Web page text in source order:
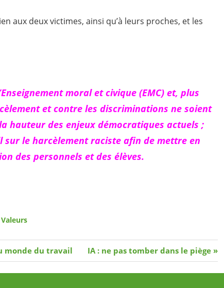
aux deux victimes, ainsi qu’à leurs proches, et les
moral et civique (EMC) et, plus
et contre les discriminations ne soient
hauteur des enjeux démocratiques actuels ;
le harcèlement raciste afin de mettre en
des personnels et des élèves.
Valeurs
monde du travail
Article
suivant
IA : ne pas tomber dans le piège